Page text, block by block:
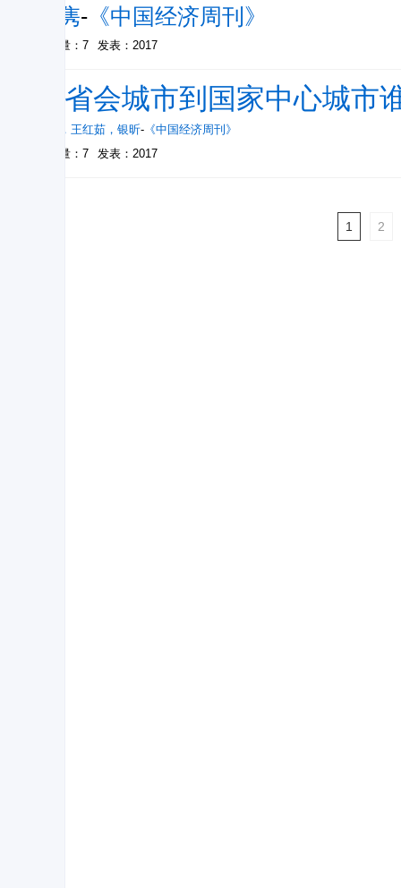
侯隽- 《中国经济周刊》
被引量：7 发表：2017
从省会城市到国家中心城市
， 王红茹 ， 银昕- 《中国经济周刊》
被引量：7
发表：2017
1 2